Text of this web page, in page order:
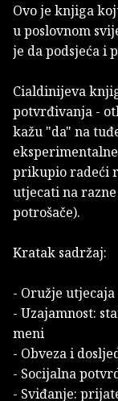
Ovo je knjiga
u poslovnom
je da podsjeća i
Cialdinijeva
potvrđivanja -
kažu "da" na
prikupio radeći
utjecati na
potrošače).
Kratak sadržaj:
- Oružje utjecaja
- Uzajamnost:
meni
- Obveza i
- Socijalna
- Sviđanje: